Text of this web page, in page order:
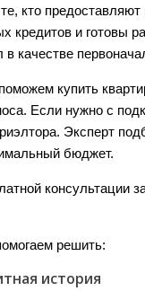
кто
кредитов и готовы
в качестве
купить
Если нужно с
Эксперт
бюджет.
консультации
решить:
история